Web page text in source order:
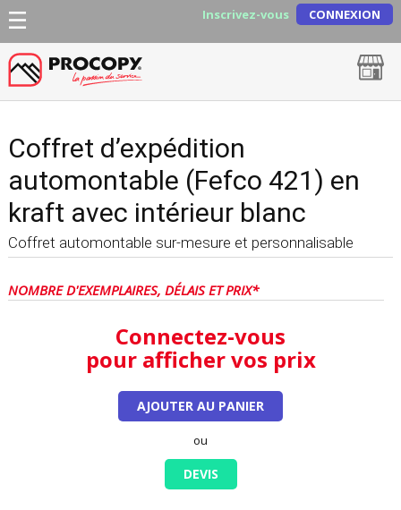
Inscrivez-vous CONNEXION
Coffret d’expédition
automontable (Fefco 421) en
kraft avec intérieur blanc
Coffret automontable sur-mesure et personnalisable
NOMBRE D'EXEMPLAIRES, DÉLAIS ET PRIX*
Connectez-vous
pour afficher vos prix
AJOUTER AU PANIER
ou
DEVIS